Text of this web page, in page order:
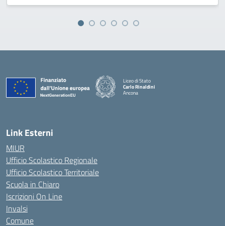
Liceo di Stato
Carlo Rinaldini
Ancona
Link Esterni
MIUR
Ufficio Scolastico Regionale
Ufficio Scolastico Territoriale
Scuola in Chiaro
Iscrizioni On Line
Invalsi
Comune